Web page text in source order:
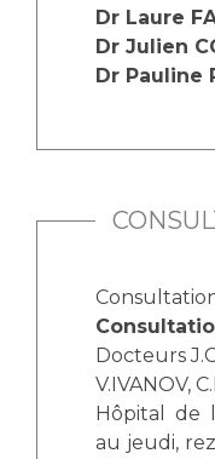
Dr Laure
Dr Julien
Dr Pauline
Docteurs
V.IVANOV,
Hôpital de
au jeudi,